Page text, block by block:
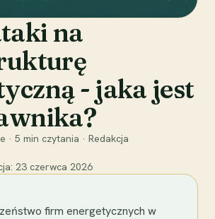
na
- jaka jest
· 5 min czytania · Redakcja
23 czerwca 2026
firm energetycznych w